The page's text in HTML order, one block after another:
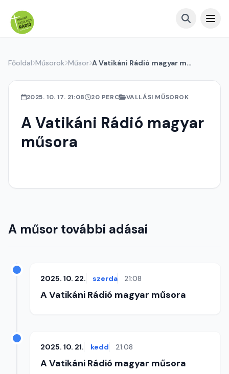
Főoldal Műsorok Műsor A Vatikáni Rádió magyar műsora
2025. 10. 17. 21:08 20 PERC VALLÁSI MŰSOROK
A Vatikáni Rádió magyar
műsora
A műsor további adásai
2025. 10. 22. szerda 21:08
A Vatikáni Rádió magyar műsora
2025. 10. 21. kedd 21:08
A Vatikáni Rádió magyar műsora